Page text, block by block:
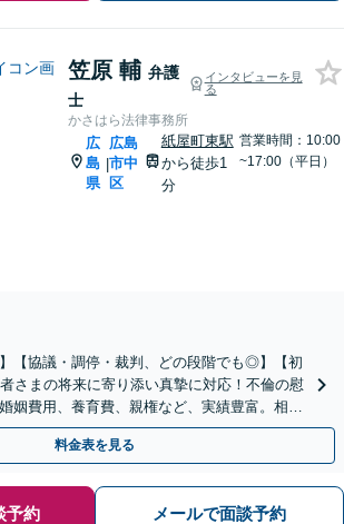
笠原 輔 弁護
士
インタビューを見
る
かさはら法律事務所
広
島
県
|
広島
市中
区
紙屋町東駅
から徒歩1
分
営業時間：10:00
~17:00（平日）
】【協議・調停・裁判、どの段階でも◎】【初
さまの将来に寄り添い真摯に対応！不倫の慰
姻費用、養育費、親権など、実績豊富。相手
てがあった場合もご相談ください
料金表を見る
予約 メールで面談予約